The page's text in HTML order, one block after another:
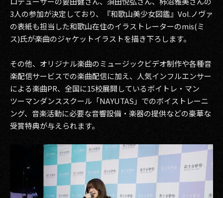
3人の参加が決定しており、『和歌山美少女図鑑』Vol.ノヴァ
の表紙も担当した和歌山在住のイラストレーターのmis(ミ
ス)氏が楽曲のジャケットイラストを描き下ろします。
その他、オリジナル楽曲のミュージックビデオ制作や各種音
楽配信サービスでの楽曲配信に加え、人気インフルエンサー
による楽曲PR、全国に15校展開しているボイトレ・マン
ツーマンダンススクール「NAYUTAS」でのボイストレーニ
ング、音楽活動に必要な音響設備・楽器の提供などの豪華な
受賞特典が与えられます。